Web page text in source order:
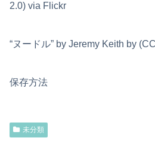
2.0) via Flickr
“ヌードル” by Jeremy Keith by
保存方法
未分類